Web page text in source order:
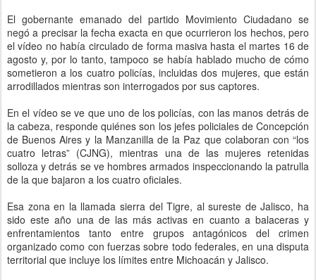
El gobernante emanado del partido Movimiento Ciudadano se
negó a precisar la fecha exacta en que ocurrieron los hechos, pero
el vídeo no había circulado de forma masiva hasta el martes 16 de
agosto y, por lo tanto, tampoco se había hablado mucho de cómo
sometieron a los cuatro policías, incluidas dos mujeres, que están
arrodillados mientras son interrogados por sus captores.
En el vídeo se ve que uno de los policías, con las manos detrás de
la cabeza, responde quiénes son los jefes policiales de Concepción
de Buenos Aires y la Manzanilla de la Paz que colaboran con “los
cuatro letras” (CJNG), mientras una de las mujeres retenidas
solloza y detrás se ve hombres armados inspeccionando la patrulla
de la que bajaron a los cuatro oficiales.
Esa zona en la llamada sierra del Tigre, al sureste de Jalisco, ha
sido este año una de las más activas en cuanto a balaceras y
enfrentamientos tanto entre grupos antagónicos del crimen
organizado como con fuerzas sobre todo federales, en una disputa
territorial que incluye los límites entre Michoacán y Jalisco.